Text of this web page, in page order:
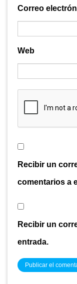
Correo
Web
Recibir un
comentarios a
Recibir un
entrada.